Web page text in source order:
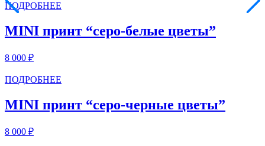
ПОДРОБНЕЕ
MINI принт “cеро-белые цветы”
8 000 ₽
ПОДРОБНЕЕ
MINI принт “серо-черные цветы”
8 000 ₽